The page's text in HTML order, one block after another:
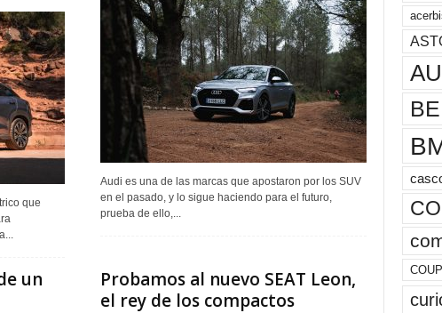
que
Audi es una de las marcas que apostaron por los SUV
en el pasado, y lo sigue haciendo para el futuro,
prueba de ello,...
un
Probamos al nuevo SEAT Leon,
el rey de los compactos